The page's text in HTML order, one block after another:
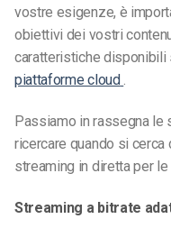
vostre esigenze, è
obiettivi dei vostri
caratteristiche disponibili
piattaforme cloud.
Passiamo in rassegna le
ricercare quando si
streaming in diretta per
Streaming a bitrate